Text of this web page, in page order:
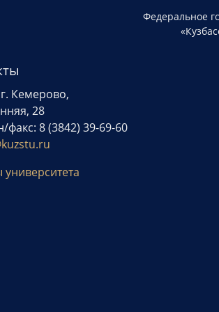
Федеральное
Кемерово,
28
факс: 8 (3842) 39-69-60
университета